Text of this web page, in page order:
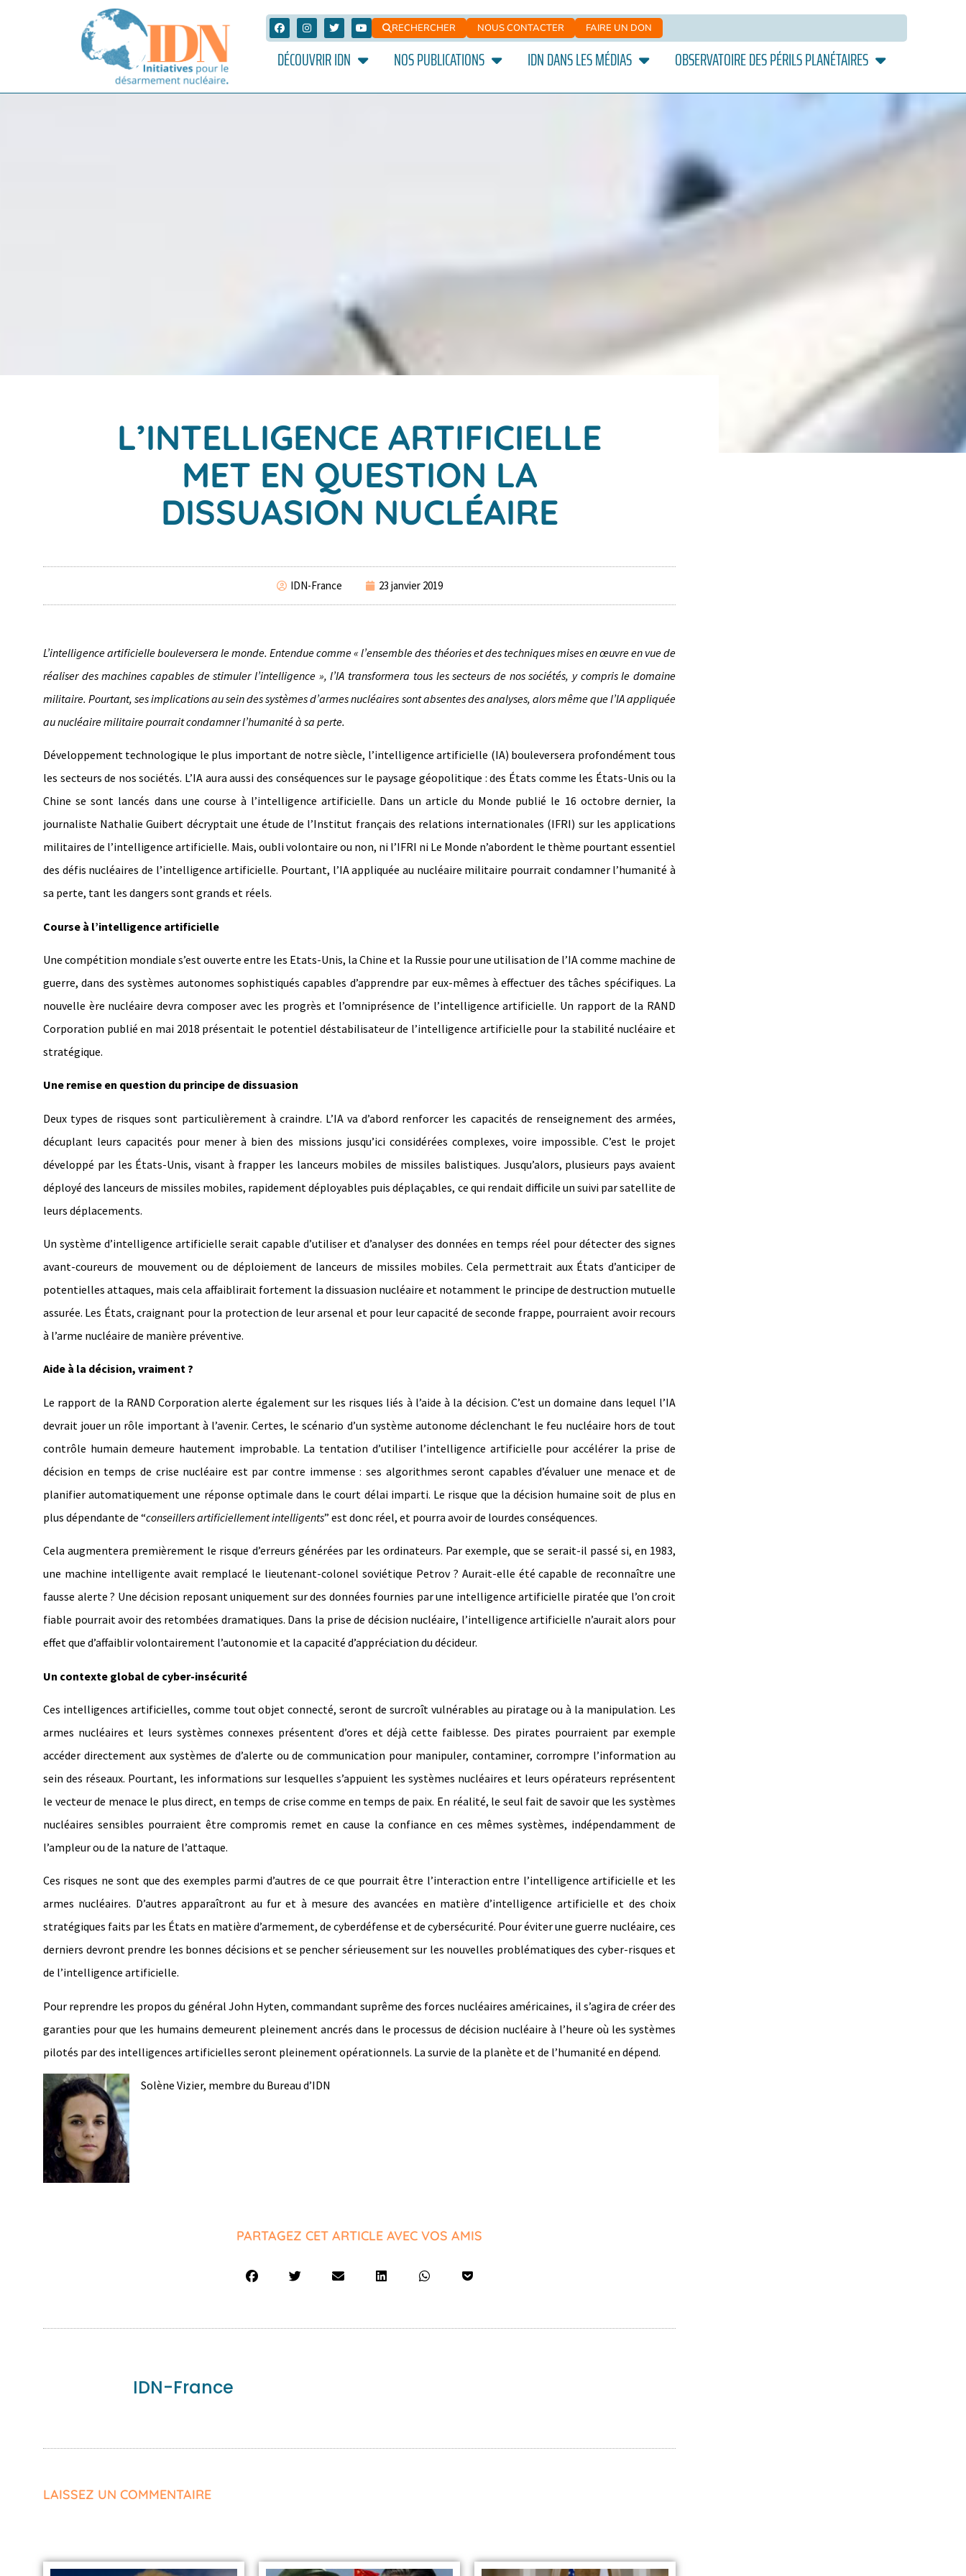
RECHERCHER NOUS CONTACTER FAIRE UN DON
DÉCOUVRIR IDN NOS PUBLICATIONS IDN DANS LES MÉDIAS OBSERVATOIRE DES PÉRILS PLANÉTAIRES
L’INTELLIGENCE ARTIFICIELLE
MET EN QUESTION LA
DISSUASION NUCLÉAIRE
IDN-France 23 janvier 2019
L’intelligence artificielle bouleversera le monde. Entendue comme « l’ensemble des théories et des techniques mises en œuvre en vue de
réaliser des machines capables de stimuler l’intelligence », l’IA transformera tous les secteurs de nos sociétés, y compris le domaine
militaire. Pourtant, ses implications au sein des systèmes d’armes nucléaires sont absentes des analyses, alors même que l’IA appliquée
au nucléaire militaire pourrait condamner l’humanité à sa perte.
Développement technologique le plus important de notre siècle, l’intelligence artificielle (IA) bouleversera profondément tous
les secteurs de nos sociétés. L’IA aura aussi des conséquences sur le paysage géopolitique : des États comme les États-Unis ou la
Chine se sont lancés dans une course à l’intelligence artificielle. Dans un article du Monde publié le 16 octobre dernier, la
journaliste Nathalie Guibert décryptait une étude de l’Institut français des relations internationales (IFRI) sur les applications
militaires de l’intelligence artificielle. Mais, oubli volontaire ou non, ni l’IFRI ni Le Monde n’abordent le thème pourtant essentiel
des défis nucléaires de l’intelligence artificielle. Pourtant, l’IA appliquée au nucléaire militaire pourrait condamner l’humanité à
sa perte, tant les dangers sont grands et réels.
Course à l’intelligence artificielle
Une compétition mondiale s’est ouverte entre les Etats-Unis, la Chine et la Russie pour une utilisation de l’IA comme machine de
guerre, dans des systèmes autonomes sophistiqués capables d’apprendre par eux-mêmes à effectuer des tâches spécifiques. La
nouvelle ère nucléaire devra composer avec les progrès et l’omniprésence de l’intelligence artificielle. Un rapport de la RAND
Corporation publié en mai 2018 présentait le potentiel déstabilisateur de l’intelligence artificielle pour la stabilité nucléaire et
stratégique.
Une remise en question du principe de dissuasion
Deux types de risques sont particulièrement à craindre. L’IA va d’abord renforcer les capacités de renseignement des armées,
décuplant leurs capacités pour mener à bien des missions jusqu’ici considérées complexes, voire impossible. C’est le projet
développé par les États-Unis, visant à frapper les lanceurs mobiles de missiles balistiques. Jusqu’alors, plusieurs pays avaient
déployé des lanceurs de missiles mobiles, rapidement déployables puis déplaçables, ce qui rendait difficile un suivi par satellite de
leurs déplacements.
Un système d’intelligence artificielle serait capable d’utiliser et d’analyser des données en temps réel pour détecter des signes
avant-coureurs de mouvement ou de déploiement de lanceurs de missiles mobiles. Cela permettrait aux États d’anticiper de
potentielles attaques, mais cela affaiblirait fortement la dissuasion nucléaire et notamment le principe de destruction mutuelle
assurée. Les États, craignant pour la protection de leur arsenal et pour leur capacité de seconde frappe, pourraient avoir recours
à l’arme nucléaire de manière préventive.
Aide à la décision, vraiment ?
Le rapport de la RAND Corporation alerte également sur les risques liés à l’aide à la décision. C’est un domaine dans lequel l’IA
devrait jouer un rôle important à l’avenir. Certes, le scénario d’un système autonome déclenchant le feu nucléaire hors de tout
contrôle humain demeure hautement improbable. La tentation d’utiliser l’intelligence artificielle pour accélérer la prise de
décision en temps de crise nucléaire est par contre immense : ses algorithmes seront capables d’évaluer une menace et de
planifier automatiquement une réponse optimale dans le court délai imparti. Le risque que la décision humaine soit de plus en
plus dépendante de “conseillers artificiellement intelligents” est donc réel, et pourra avoir de lourdes conséquences.
Cela augmentera premièrement le risque d’erreurs générées par les ordinateurs. Par exemple, que se serait-il passé si, en 1983,
une machine intelligente avait remplacé le lieutenant-colonel soviétique Petrov ? Aurait-elle été capable de reconnaître une
fausse alerte ? Une décision reposant uniquement sur des données fournies par une intelligence artificielle piratée que l’on croit
fiable pourrait avoir des retombées dramatiques. Dans la prise de décision nucléaire, l’intelligence artificielle n’aurait alors pour
effet que d’affaiblir volontairement l’autonomie et la capacité d’appréciation du décideur.
Un contexte global de cyber-insécurité
Ces intelligences artificielles, comme tout objet connecté, seront de surcroît vulnérables au piratage ou à la manipulation. Les
armes nucléaires et leurs systèmes connexes présentent d’ores et déjà cette faiblesse. Des pirates pourraient par exemple
accéder directement aux systèmes de d’alerte ou de communication pour manipuler, contaminer, corrompre l’information au
sein des réseaux. Pourtant, les informations sur lesquelles s’appuient les systèmes nucléaires et leurs opérateurs représentent
le vecteur de menace le plus direct, en temps de crise comme en temps de paix. En réalité, le seul fait de savoir que les systèmes
nucléaires sensibles pourraient être compromis remet en cause la confiance en ces mêmes systèmes, indépendamment de
l’ampleur ou de la nature de l’attaque.
Ces risques ne sont que des exemples parmi d’autres de ce que pourrait être l’interaction entre l’intelligence artificielle et les
armes nucléaires. D’autres apparaîtront au fur et à mesure des avancées en matière d’intelligence artificielle et des choix
stratégiques faits par les États en matière d’armement, de cyberdéfense et de cybersécurité. Pour éviter une guerre nucléaire, ces
derniers devront prendre les bonnes décisions et se pencher sérieusement sur les nouvelles problématiques des cyber-risques et
de l’intelligence artificielle.
Pour reprendre les propos du général John Hyten, commandant suprême des forces nucléaires américaines, il s’agira de créer des
garanties pour que les humains demeurent pleinement ancrés dans le processus de décision nucléaire à l’heure où les systèmes
pilotés par des intelligences artificielles seront pleinement opérationnels. La survie de la planète et de l’humanité en dépend.
Solène Vizier, membre du Bureau d’IDN
PARTAGEZ CET ARTICLE AVEC VOS AMIS
IDN-France
LAISSEZ UN COMMENTAIRE